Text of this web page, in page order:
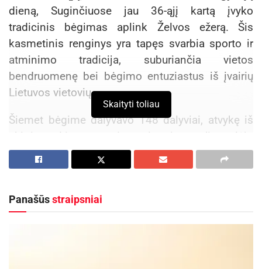
dieną, Suginčiuose jau 36-ąjį kartą įvyko
tradicinis bėgimas aplink Želvos ežerą. Šis
kasmetinis renginys yra tapęs svarbia sporto ir
atminimo tradicija, suburiančia vietos
bendruomenę bei bėgimo entuziastus iš įvairių
Lietuvos vietovių.
Šiemet bėgime dalyvavo 148 dalyviai, atvykę iš
skirtingų Lietuvos miestų ir rajonų. Jie galėjo
rinktis 4 ir 13 kilometrų trasas, vingiuojančias
vaizdingomis Želvos ežero apylinkėmis.
Aktualios naujienos
Skaityti toliau
Panašūsstraipsniai